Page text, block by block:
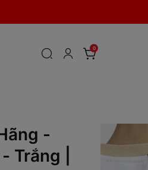
0
-
Trắng |